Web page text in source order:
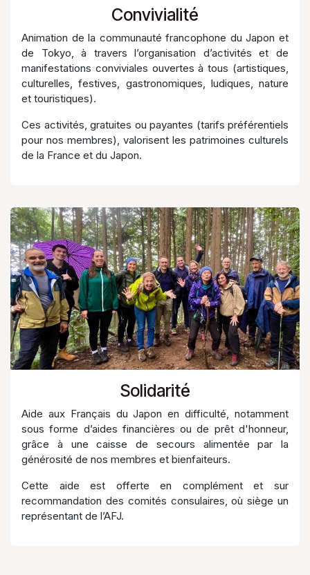
Convivialité
Animation de la communauté francophone du Japon et
de Tokyo, à travers l’organisation d’activités et de
manifestations conviviales ouvertes à tous (artistiques,
culturelles, festives, gastronomiques, ludiques, nature
et touristiques).
Ces activités, gratuites ou payantes (tarifs préférentiels
pour nos membres), valorisent les patrimoines culturels
de la France et du Japon.
Solidarité
Aide aux Français du Japon en difficulté, notamment
sous forme d’aides financières ou de prêt d'honneur,
grâce à une caisse de secours alimentée par la
générosité de nos membres et bienfaiteurs.
Cette aide est offerte en complément et sur
recommandation des comités consulaires, où siège un
représentant de l’AFJ.